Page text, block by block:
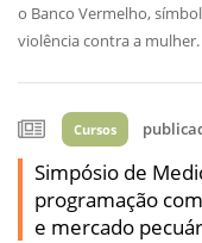
o Banco Vermelho,
violência contra a
Cursos
Simpósio de
programação
e mercado